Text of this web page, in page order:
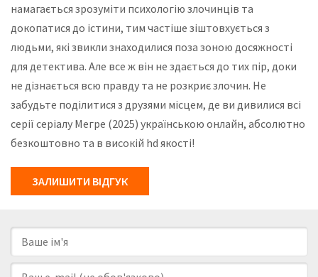
намагається зрозуміти психологію злочинців та
докопатися до істини, тим частіше зіштовхується з
людьми, які звикли знаходилися поза зоною досяжності
для детектива. Але все ж він не здається до тих пір, доки
не дізнається всю правду та не розкриє злочин. Не
забудьте поділитися з друзями місцем, де ви дивилися всі
серії серіалу Мегре (2025) українською онлайн, абсолютно
безкоштовно та в високій hd якості!
ЗАЛИШИТИ ВІДГУК